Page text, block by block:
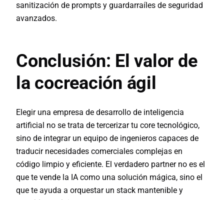
sanitización de prompts y guardarraíles de seguridad
avanzados.
Conclusión: El valor de
la cocreación ágil
Elegir una empresa de desarrollo de inteligencia
artificial no se trata de tercerizar tu core tecnológico,
sino de integrar un equipo de ingenieros capaces de
traducir necesidades comerciales complejas en
código limpio y eficiente. El verdadero partner no es el
que te vende la IA como una solución mágica, sino el
que te ayuda a orquestar un stack mantenible y